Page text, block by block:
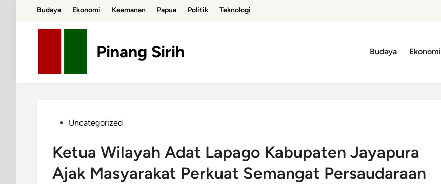
content
Budaya Ekonomi Keamanan Papua Politik Teknologi
Pinang Sirih Budaya Ekonomi
PostedUncategorized
Ketua Wilayah Adat Lapago Kabupaten Jayapura
Ajak Masyarakat Perkuat Semangat Persaudaraan